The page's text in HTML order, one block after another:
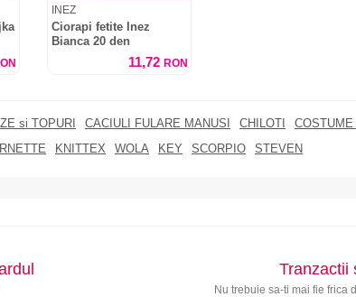
INEZ
Ciorapi fetite Inez
Bianca 20 den
11,72 RON
si TOPURI CACIULI FULARE MANUSI CHILOTI
KNITTEX WOLA KEY SCORPIO STEVEN
Tranzactii
Nu trebuie sa-ti mai fie frica